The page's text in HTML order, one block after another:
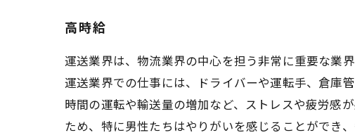
高時給
運送業界は、物流業界の中心を担う非常に重要な業
運送業界での仕事には、ドライバーや運転手、倉庫
時間の運転や輸送量の増加など、ストレスや疲労感
ため、特に男性たちはやりがいを感じることができ